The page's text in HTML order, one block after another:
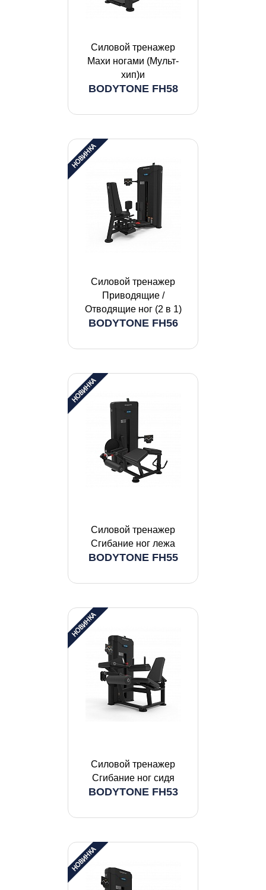
Силовой тренажер
Махи ногами (Мульт-
хип)и
BODYTONE FH58
Силовой тренажер
Приводящие /
Отводящие ног (2 в 1)
BODYTONE FH56
Силовой тренажер
Сгибание ног лежа
BODYTONE FH55
Силовой тренажер
Сгибание ног сидя
BODYTONE FH53